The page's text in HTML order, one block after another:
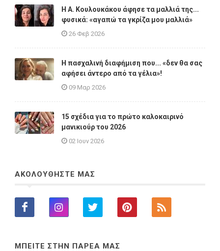
Η A. Κουλουκάκου άφησε τα μαλλιά της...
φυσικά: «αγαπώ τα γκρίζα μου μαλλιά»
26 Φεβ 2026
Η πασχαλινή διαφήμιση που... «δεν θα σας
αφήσει άντερο από τα γέλια»!
09 Μαρ 2026
15 σχέδια για το πρώτο καλοκαιρινό
μανικιούρ του 2026
02 Ιουν 2026
ΑΚΟΛΟΥΘΗΣΤΕ ΜΑΣ
ΜΠΕΙΤΕ ΣΤΗΝ ΠΑΡΕΑ ΜΑΣ